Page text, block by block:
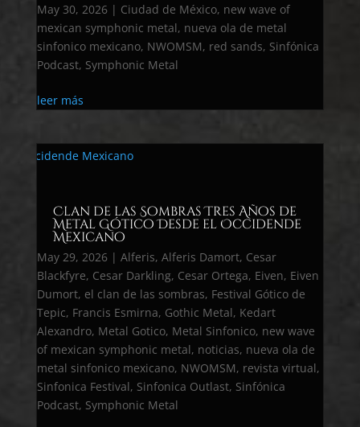
May 30, 2026| Ciudad de México, new wave of
mexican symphonic metal, nueva ola de metal
sinfonico mexicano, NWOMSM, red sands, Sinfónica
Podcast, Symphonic Metal
leer más
Clan de las Sombras Tres Años de
Metal Gótico Desde el Occidende
Mexicano
May 29, 2026| Alferis, Alferis Damort, Cesar
Blackfyre, Cesar Darkling, Cesar Ortega, Eiven, Eiven
Dumort, el clan de las sombras, Festival Gótico de
Tepic, Francis Esmirna, Gothic Metal, Kedart
Alexandro, Metal Gotico, Metal Sinfonico, new wave
of mexican symphonic metal, noticias, nueva ola de
metal sinfonico mexicano, NWOMSM, revista virtual,
Sinfonica Festival, Sinfonica Outlast, Sinfónica
Podcast, Symphonic Metal